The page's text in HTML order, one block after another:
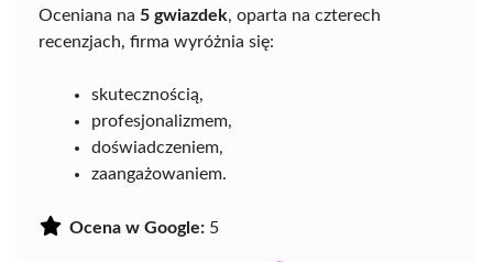
Oceniana na 5 gwiazdek, oparta na czterech
recenzjach, firma wyróżnia się:
skutecznością,
profesjonalizmem,
doświadczeniem,
zaangażowaniem.
Ocena w Google: 5